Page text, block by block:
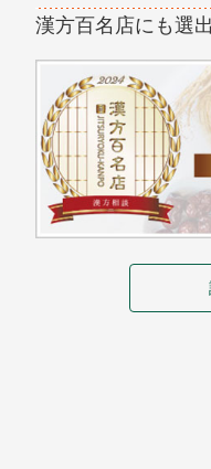
漢方百名店にも選